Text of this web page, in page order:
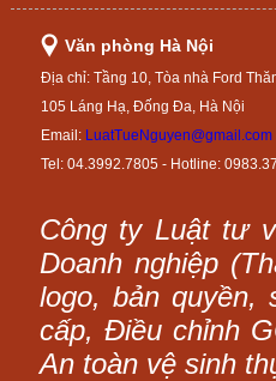
Văn phòng Hà Nội
Địa chỉ: Tầng 10, Tòa nhà Ford
105 Láng Hạ, Đống Đa, Hà Nội
Email: LuatTueNguyen@gmail.com
Tel: 04.3992.7805 - Hotline:
Công ty Luật tư
Doanh nghiệp
logo, bản
cấp, Điều chỉnh
An toàn vệ sinh